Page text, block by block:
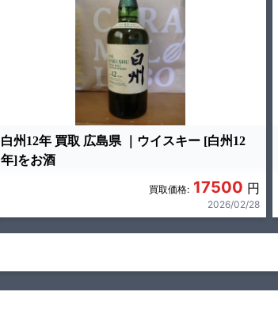
白州12年 買取 広島県 ｜ウイスキー [白州12
年]をお酒
買取価格: 17500 円
2026/02/28